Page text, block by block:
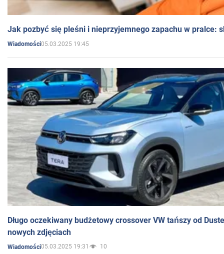
Jak pozbyć się pleśni i nieprzyjemnego zapachu w pralce:
Wiadomości05.03.2025 19:45
Długo oczekiwany budżetowy crossover VW tańszy od
nowych zdjęciach
Wiadomości05.03.2025 19:31 10